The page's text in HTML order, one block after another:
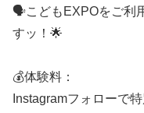
🗣️こどもEXPOをご利
すッ！🌟
💰体験料：
Instagramフォローで